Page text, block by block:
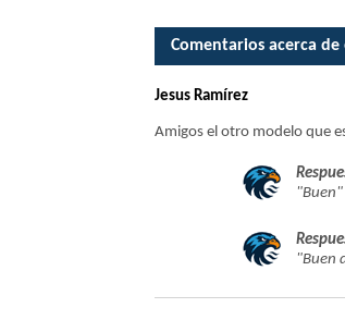
Comentarios acerca
Jesus Ramírez
Amigos el otro modelo que
"Buen"
"Buen